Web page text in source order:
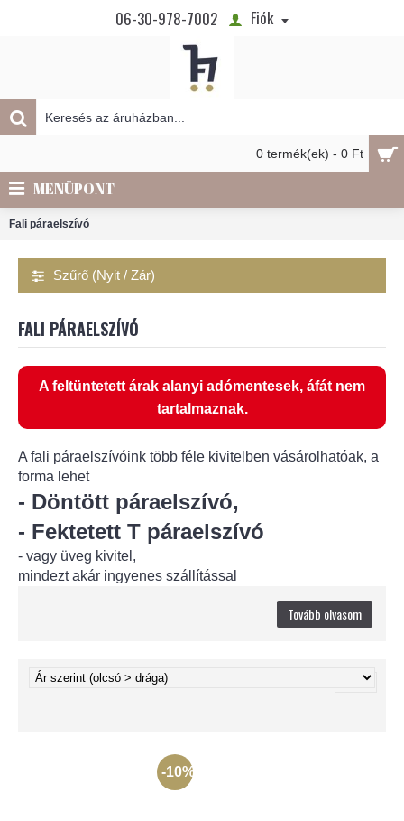
06-30-978-7002 Fiók
0 termék(ek) - 0 Ft
MENÜPONT
Fali páraelszívó
Szűrő (Nyit / Zár)
FALI PÁRAELSZÍVÓ
A feltüntetett árak alanyi adómentesek, áfát nem
tartalmaznak.
A fali páraelszívóink több féle kivitelben vásárolhatóak, a
forma lehet
- Döntött páraelszívó,
- Fektetett T páraelszívó
- vagy üveg kivitel,
mindezt akár ingyenes szállítással
Tovább olvasom
-10%